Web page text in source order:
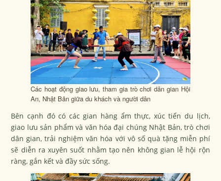
Các hoạt động giao lưu, tham gia trò chơi dân gian Hội
An, Nhật Bản giữa du khách và người dân
Bên cạnh đó có các gian hàng ẩm thực, xúc tiến du lịch,
giao lưu sản phẩm và văn hóa đại chúng Nhật Bản, trò chơi
dân gian, trải nghiệm văn hóa với vô số quà tặng miễn phí
sẽ diễn ra xuyên suốt nhằm tạo nên không gian lễ hội rộn
ràng, gắn kết và đầy sức sống.